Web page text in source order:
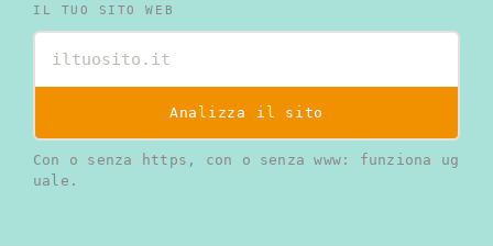
IL TUO SITO WEB
Analizza il sito
Con o senza https, con o senza www: funziona ug
uale.